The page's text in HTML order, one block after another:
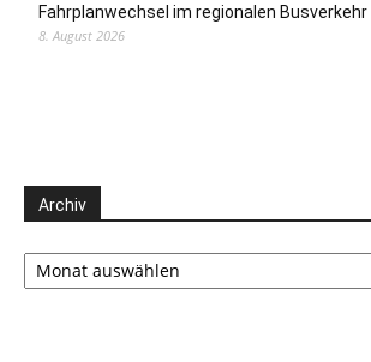
Fahrplanwechsel im regionalen Busverkehr
8. August 2026
Archiv
Archiv